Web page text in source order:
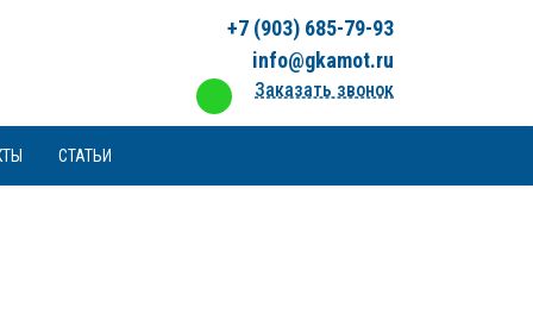
+7 (903) 685-79-93
info@gkamot.ru
Заказать звонок
СТАТЬИ